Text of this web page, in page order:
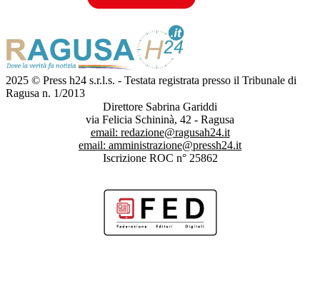
2025 © Press h24 s.r.l.s. - Testata registrata presso il Tribunale di
Ragusa n. 1/2013
Direttore Sabrina Gariddi
via Felicia Schininà, 42 - Ragusa
email: redazione@ragusah24.it
email: amministrazione@pressh24.it
Iscrizione ROC n° 25862